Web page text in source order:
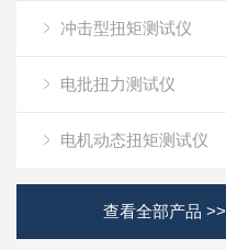
冲击型扭矩测试仪
电批扭力测试仪
电机动态扭矩测试仪
查看全部产品 >>